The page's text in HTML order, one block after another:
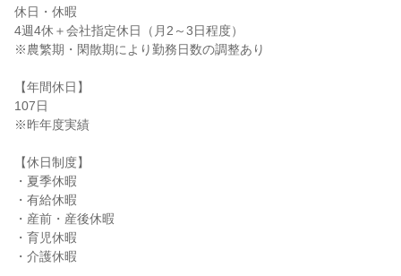
休日・休暇
4週4休＋会社指定休日（月2～3日程度）
※農繁期・閑散期により勤務日数の調整あり
【年間休日】
107日
※昨年度実績
【休日制度】
・夏季休暇
・有給休暇
・産前・産後休暇
・育児休暇
・介護休暇